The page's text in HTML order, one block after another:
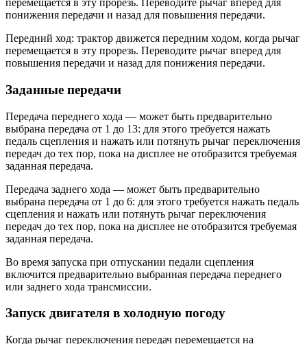
перемещается в эту прорезь. Переводите рычаг вперед для
понижения передачи и назад для повышения передачи.
Передний ход: трактор движется передним ходом, когда рычаг
перемещается в эту прорезь. Переводите рычаг вперед для
повышения передачи и назад для понижения передачи.
Заданные передачи
Передача переднего хода — может быть предварительно
выбрана передача от 1 до 13: для этого требуется нажать
педаль сцепления и нажать или потянуть рычаг переключения
передач до тех пор, пока на дисплее не отобразится требуемая
заданная передача.
Передача заднего хода — может быть предварительно
выбрана передача от 1 до 6: для этого требуется нажать педаль
сцепления и нажать или потянуть рычаг переключения
передач до тех пор, пока на дисплее не отобразится требуемая
заданная передача.
Во время запуска при отпускании педали сцепления
включится предварительно выбранная передача переднего
или заднего хода трансмиссии.
Запуск двигателя в холодную погоду
Когда рычаг переключения передач перемещается на